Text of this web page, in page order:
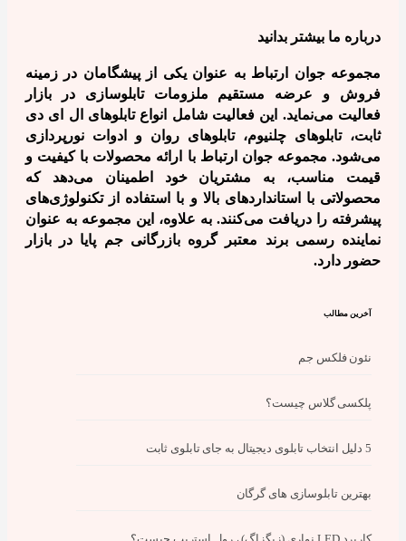
درباره ما بیشتر بدانید
مجموعه جوان ارتباط به عنوان یکی از پیشگامان در زمینه
فروش و عرضه مستقیم ملزومات تابلوسازی در بازار
فعالیت می‌نماید. این فعالیت شامل انواع تابلوهای ال ای دی
ثابت، تابلوهای چلنیوم، تابلوهای روان و ادوات نورپردازی
می‌شود. مجموعه جوان ارتباط با ارائه محصولات با کیفیت و
قیمت مناسب، به مشتریان خود اطمینان می‌دهد که
محصولاتی با استانداردهای بالا و با استفاده از تکنولوژی‌های
پیشرفته را دریافت می‌کنند.به علاوه، این مجموعه به عنوان
نماینده رسمی برند معتبر گروه بازرگانی جم پایادر بازار
حضور دارد.
آخرین مطالب
نئون فلکس جم
پلکسی گلاس چیست؟
بهترین تابلوسازی های گرگان